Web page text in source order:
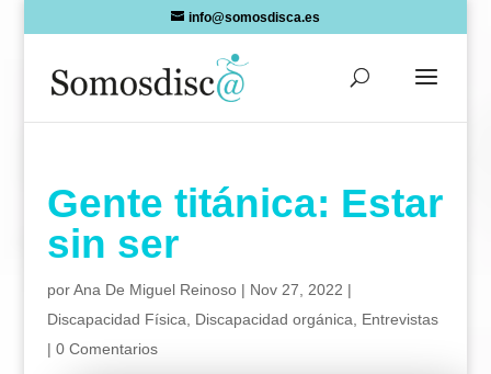
info@somosdisca.es
Gente titánica: Estar
sin ser
porAna De Miguel Reinoso| Nov 27, 2022 |
Discapacidad Física
Discapacidad orgánica
Entrevistas
| 0 Comentarios